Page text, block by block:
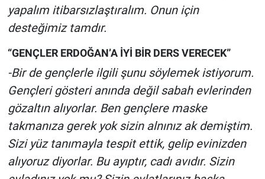
yapalım itibarsızlaştıralım. Onun için
desteğimiz tamdır.
“GENÇLER ERDOĞAN’A İYİ BİR DERS VERECEK”
-Bir de gençlerle ilgili şunu söylemek istiyorum.
Gençleri gösteri anında değil sabah evlerinden
gözaltın alıyorlar. Ben gençlere maske
takmanıza gerek yok sizin alnınız ak demiştim.
Sizi yüz tanımayla tespit ettik, gelip evinizden
alıyoruz diyorlar. Bu ayıptır, cadı avıdır. Sizin